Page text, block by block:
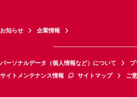
お知らせ 企業情報
パーソナルデータ（個人情報など）について プ
サイトメンテナンス情報
サイトマップ ご